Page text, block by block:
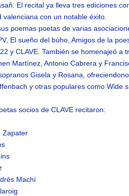
El recital ya lleva tres ediciones
valenciana con un notable éxito.
poemas poetas de varias
El sueño del búho, Amigos de la
y CLAVE. También se homenajeó a
Martínez, Antonio Cabrera y
Gisela y Rosana,
y otras populares como Wide
socios de CLAVE recitaron:
Zapater
Machí